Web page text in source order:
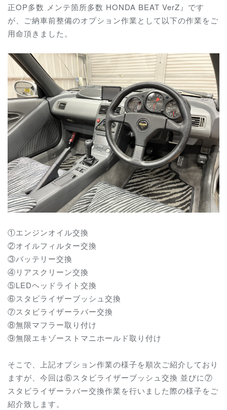
正OP多数 メンテ箇所多数 HONDA BEAT VerZ』です
が、ご納車前整備のオプション作業として以下の作業をご
用命頂きました。
①エンジンオイル交換
②オイルフィルター交換
③バッテリー交換
④リアスクリーン交換
⑤LEDヘッドライト交換
⑥スタビライザーブッシュ交換
⑦スタビライザーラバー交換
⑧無限マフラー取り付け
⑨無限エキゾーストマニホールド取り付け
そこで、上記オプション作業の様子を順次ご紹介しており
ますが、今回は⑥スタビライザーブッシュ交換 並びに⑦
スタビライザーラバー交換作業を行いました際の様子をご
紹介致します。